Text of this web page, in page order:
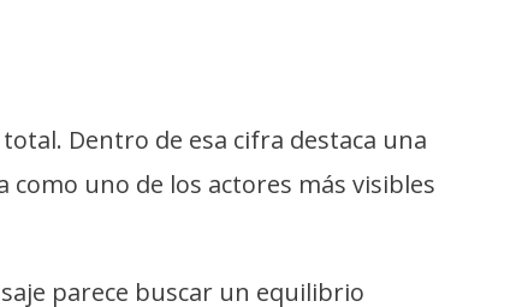
Dentro de esa cifra destaca una
como uno de los actores más visibles
parece buscar un equilibrio